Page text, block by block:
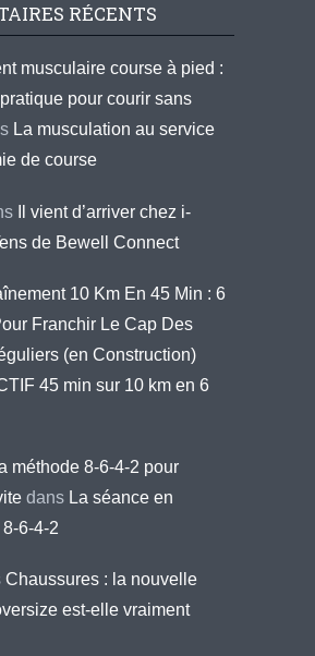
RÉCENTS
musculaire course à pied :
pour courir sans
La musculation au service
de course
Il vient d’arriver chez i-
de Bewell Connect
10 Km En 45 Min : 6
Franchir Le Cap Des
(en Construction)
45 min sur 10 km en 6
méthode 8-6-4-2 pour
dans La séance en
6-4-2
Chaussures : la nouvelle
est-elle vraiment